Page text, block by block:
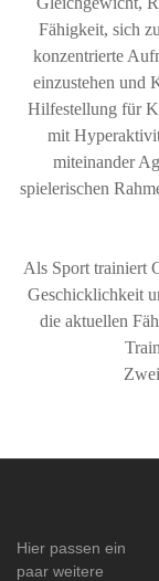
Fähigkeit, sich
konzentrierte
einzustehen und
Hilfestellung für
mit
miteinander
spielerischen
Als Sport trainiert
Geschicklichkeit
die aktuellen
Hier passen ein
paar weitere